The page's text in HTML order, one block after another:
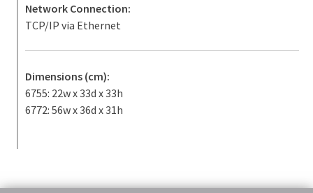
Network Connection:
TCP/IP via Ethernet
Dimensions (cm):
6755: 22w x 33d x 33h
6772: 56w x 36d x 31h